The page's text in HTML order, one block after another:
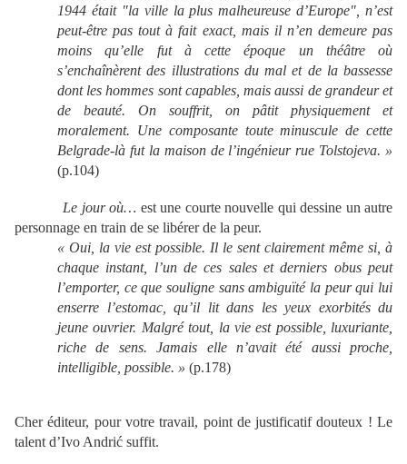
1944 était "la ville la plus malheureuse d’Europe", n’est
peut-être pas tout à fait exact, mais il n’en demeure pas
moins qu’elle fut à cette époque un théâtre où
s’enchaînèrent des illustrations du mal et de la bassesse
dont les hommes sont capables, mais aussi de grandeur et
de beauté. On souffrit, on pâtit physiquement et
moralement. Une composante toute minuscule de cette
Belgrade-là fut la maison de l’ingénieur rue Tolstojeva. »
(p.104)
Le jour où… est une courte nouvelle qui dessine un autre
personnage en train de se libérer de la peur.
« Oui, la vie est possible. Il le sent clairement même si, à
chaque instant, l’un de ces sales et derniers obus peut
l’emporter, ce que souligne sans ambiguïté la peur qui lui
enserre l’estomac, qu’il lit dans les yeux exorbités du
jeune ouvrier. Malgré tout, la vie est possible, luxuriante,
riche de sens. Jamais elle n’avait été aussi proche,
intelligible, possible. » (p.178)
Cher éditeur, pour votre travail, point de justificatif douteux ! Le
talent d’Ivo Andrić suffit.